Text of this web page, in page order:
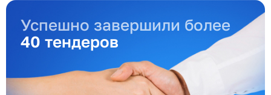
Успешно завершили более
40 тендеров